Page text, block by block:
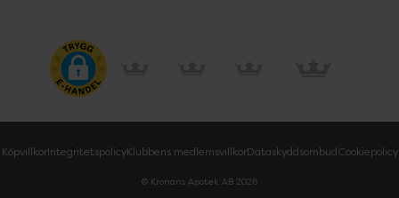
KöpvillkorIntegritetspolicyKlubbens medlemsvillkorDataskyddsombudCookiepolicy
© Kronans Apotek AB 2026